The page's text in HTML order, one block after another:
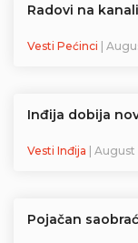
Radovi na
Vesti Pećinci |
Inđija dobija
Vesti Inđija | August
Pojačan